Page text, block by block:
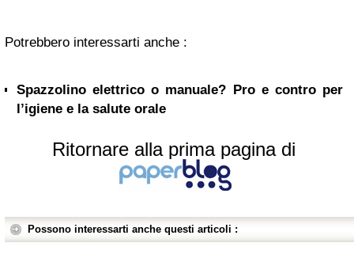
Potrebbero interessarti anche :
Spazzolino elettrico o manuale? Pro e contro per
l’igiene e la salute orale
Ritornare alla prima pagina di
Possono interessarti anche questi articoli :